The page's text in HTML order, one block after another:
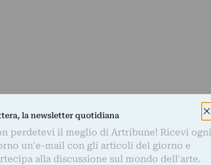
la newsletter quotidiana
perdetevi il meglio di Artribune! Ricevi ogni
un'e-mail con gli articoli del giorno e
alla discussione sul mondo dell'arte.